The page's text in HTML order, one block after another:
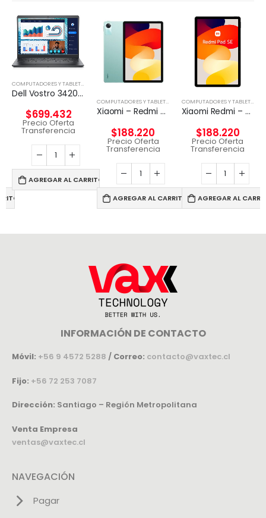
NOTEBOOK
Dell Vostro 3420 – Notebook – 14″ – 1366 x 768 LED – Intel Core I5-1135G7
$699.432
Precio Oferta
Transferencia
AGREGAR AL CARRITO
COMPUTADORES Y TABLETS, TABLETA
Xiaomi – Redmi Pad SE – Android – Snapdragon 680
$188.220
Precio Oferta
Transferencia
AGREGAR AL CARRITO
COMPUTADORES Y TABLETS,
Xiaomi Redmi – Pad SE – Android 12 – Helio G99
$188.220
Precio Oferta
Transferencia
AGREGAR AL
INFORMACIÓN DE CONTACTO
Móvil: +56 9 4572 5288 / Correo: contacto@vaxtec.cl
Fijo: +56 72 253 7087
Dirección: Santiago – Región Metropolitana
Venta Empresa
ventas@vaxtec.cl
NAVEGACIÓN
Pagar